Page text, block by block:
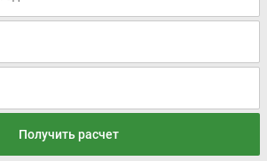
Получить расчет